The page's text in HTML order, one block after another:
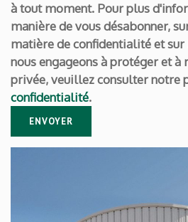
à tout moment. Pour plus
manière de vous désabonner,
matière de confidentialité et
nous engageons à protéger et à
privée, veuillez consulter notre
confidentialité.